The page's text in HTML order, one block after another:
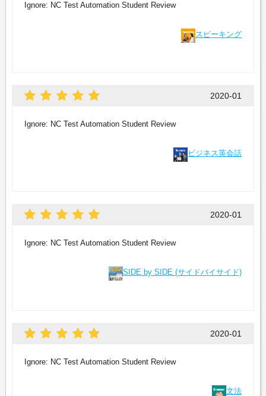
Ignore: NC Test Automation Student Review
スピーキング
2020-01
Ignore: NC Test Automation Student Review
ビジネス英会話
2020-01
Ignore: NC Test Automation Student Review
SIDE by SIDE (サイドバイサイド)
2020-01
Ignore: NC Test Automation Student Review
文法